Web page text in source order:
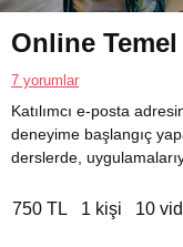
Online
7 yorumlar
Katılımcı e-posta
deneyime başlangıç
derslerde,
750 TL 1 kişi 10